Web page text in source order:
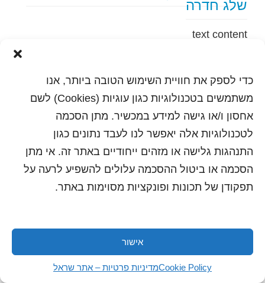
כדי לספק את חוויית השימוש הטובה ביותר, אנו
משתמשים בטכנולוגיות כגון עוגיות (Cookies) לשם
אחסון ו/או גישה למידע במכשיר. מתן הסכמה
לטכנולוגיות אלה יאפשר לנו לעבד נתונים כגון
התנהגות גלישה או מזהים ייחודיים באתר זה. אי מתן
הסכמה או ביטול ההסכמה עלולים להשפיע לרעה על
תפקודן של תכונות ופונקציות מסוימות באתר.
אישור
Cookie Policyמדיניות פרטיות – אתר שראל
שלג חדרה
text content
כל הזכויות שמורות לשראל 2018 | עיצוב ותכנות: סטודיו
"היוצרים"